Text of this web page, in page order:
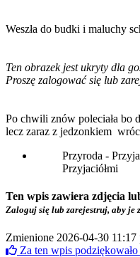
Weszła do budki i maluchy
Ten obrazek jest ukryty dla
Proszę zalogować się lub
Po chwili znów poleciała bo
lecz zaraz z jedzonkiem
Przyroda -
Przyjaciółmi
Ten wpis zawiera zdjęcia
Zaloguj się lub zarejestruj, aby je
Zmienione 2026-04-30 11:17
Za ten wpis podziękowało